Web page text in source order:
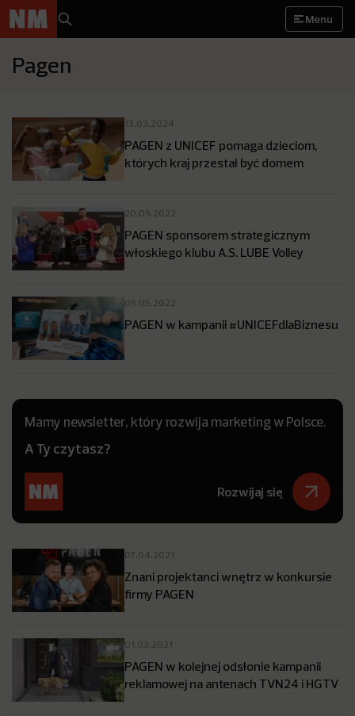
Menu
Pagen
13.03.2024
PAGEN z UNICEF pomaga dzieciom,
których kraj przestał być domem
20.09.2022
PAGEN sponsorem strategicznym
włoskiego klubu A.S. LUBE Volley
05.05.2022
PAGEN w kampanii #UNICEFdlaBiznesu
Mamy newsletter, który rozwija marketing w Polsce.
A Ty czytasz?
Rozwijaj się
07.04.2021
Znani projektanci wnętrz w konkursie
firmy PAGEN
01.03.2021
PAGEN w kolejnej odsłonie kampanii
reklamowej na antenach TVN24 i HGTV